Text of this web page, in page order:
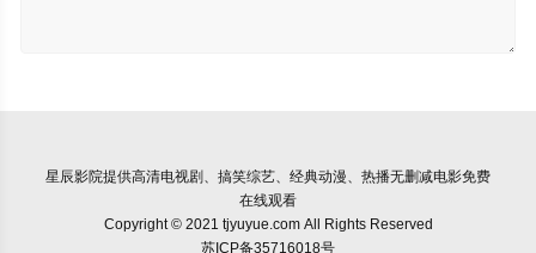
星辰影院提供高清电视剧、搞笑综艺、经典动漫、热播无删减电影免费
在线观看
Copyright © 2021 tjyuyue.com All Rights Reserved
苏ICP备35716018号